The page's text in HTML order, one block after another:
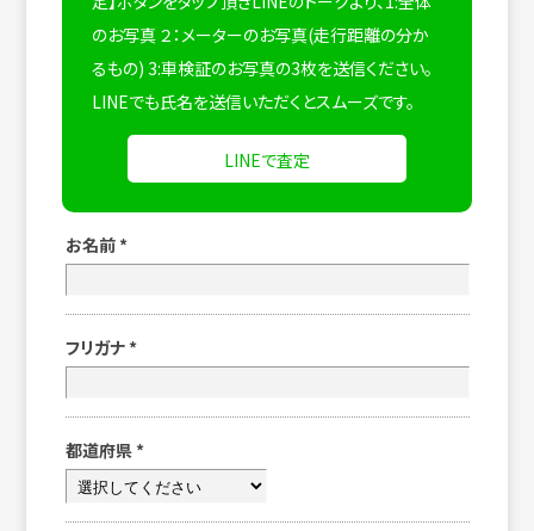
のお写真 ２：メーターのお写真(走行距離の分か
るもの) 3:車検証のお写真の3枚を送信ください。
LINEでも氏名を送信いただくとスムーズです。
LINEで査定
お名前 *
フリガナ *
都道府県 *